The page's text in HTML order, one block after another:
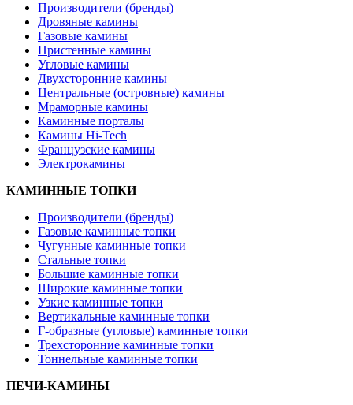
Производители (бренды)
Дровяные камины
Газовые камины
Пристенные камины
Угловые камины
Двухсторонние камины
Центральные (островные) камины
Мраморные камины
Каминные порталы
Камины Hi-Tech
Французские камины
Электрокамины
КАМИННЫЕ ТОПКИ
Производители (бренды)
Газовые каминные топки
Чугунные каминные топки
Стальные топки
Большие каминные топки
Широкие каминные топки
Узкие каминные топки
Вертикальные каминные топки
Г-образные (угловые) каминные топки
Трехсторонние каминные топки
Тоннельные каминные топки
ПЕЧИ-КАМИНЫ